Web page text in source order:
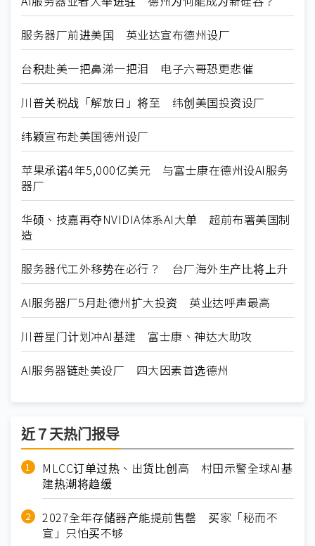
服务器厂前进美国 英业达宣布德州设厂
台积赴美一把鼻涕一把泪 电子六哥恐更悲催
川普关税战「解放日」将至 纬创美国投资设厂
纬颖宣布赴美国德州设厂
苹果承诺4年5,000亿美元 与富士康在德州设AI服务
器厂
华硕、技嘉再夺NVIDIA体系AI大单 超前布署美国制
造
服务器代工外移势在必行？ 台厂海外生产比将上升
AI服务器厂5月赴德州扩大投资 英业达呼声最高
川普星门计划冲AI基建 富士康、神达大助攻
AI服务器链赴美设厂 四大因素首选德州
近７天热门报导
MLCC订单过热、出货比创高 村田示警全球AI基
建热潮将趋缓
2027全年存储器产能提前售罄 买家「秘而不
宣」只怕买不够